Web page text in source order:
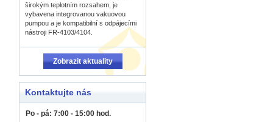
širokým teplotním rozsahem, je
vybavena integrovanou vakuovou
pumpou a je kompatibilní s odpájecími
nástroji FR-4103/4104.
Zobrazit aktuality
Kontaktujte nás
Po - pá: 7:00 - 15:00 hod.